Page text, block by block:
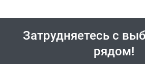
Затрудняетесь с
рядом!